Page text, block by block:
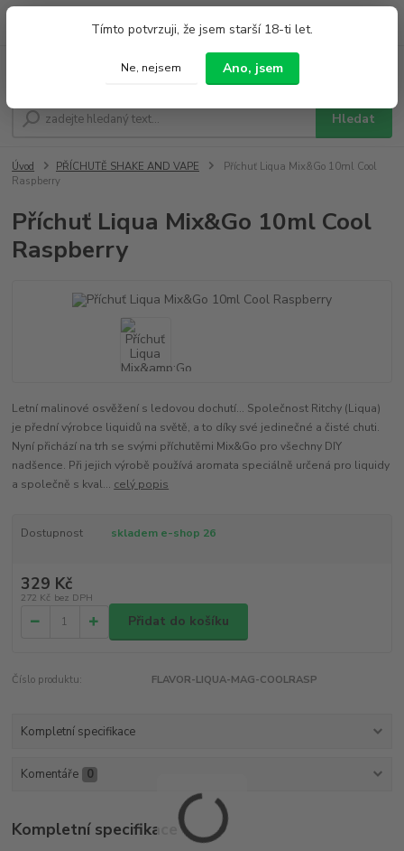
Tímto potvrzuji, že jsem starší 18-ti let.
Ne, nejsem Ano, jsem
Hledat
Po - Pá 9:00 - 19:00 So 9:00 - 14:00
Úvod PŘÍCHUTĚ SHAKE AND VAPE
Příchuť Liqua Mix&Go 10ml Cool
Raspberry
Příchuť Liqua Mix&Go 10ml Cool
Raspberry
Letní malinové osvěžení s ledovou dochutí... Společnost Ritchy (Liqua)
je přední výrobce liquidů na světě, a to díky své jedinečné a čisté chuti.
Nyní přichází na trh se svými příchutěmi Mix&Go pro všechny DIY
nadšence. Při jejich výrobě používá aromata speciálně určená pro liquidy
a společně s kval... celý popis
Dostupnost skladem e-shop 26
329 Kč
272 Kč bez DPH
Přidat do košíku
Číslo produktu: FLAVOR-LIQUA-MAG-COOLRASP
Kompletní specifikace
Komentáře 0
Kompletní specifikace